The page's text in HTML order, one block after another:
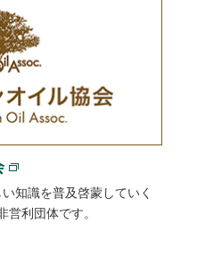
知識を普及啓蒙していく
利団体です。